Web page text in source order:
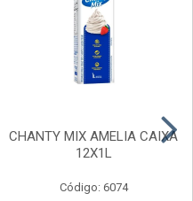
CHANTY MIX AMELIA CAIXA
12X1L
Código: 6074